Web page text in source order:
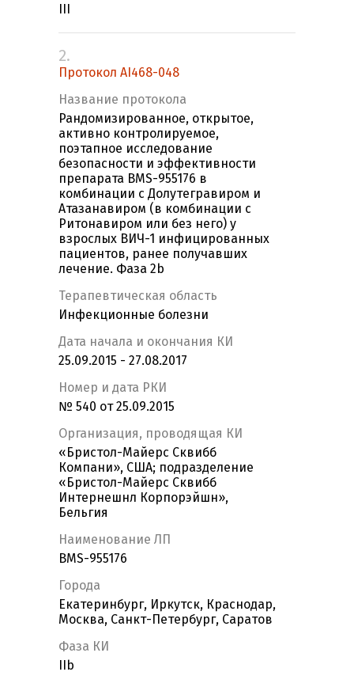
2.
Протокол AI468-048
Название протокола
Рандомизированное, открытое,
активно контролируемое,
поэтапное исследование
безопасности и эффективности
препарата BMS-955176 в
комбинации с Долутегравиром и
Атазанавиром (в комбинации с
Ритонавиром или без него) у
взрослых ВИЧ-1 инфицированных
пациентов, ранее получавших
лечение. Фаза 2b
Терапевтическая область
Инфекционные болезни
Дата начала и окончания КИ
25.09.2015 - 27.08.2017
Номер и дата РКИ
№ 540 от 25.09.2015
Организация, проводящая КИ
«Бристол-Майерс Сквибб
Компани», США; подразделение
«Бристол-Майерс Сквибб
Интернешнл Корпорэйшн»,
Бельгия
Наименование ЛП
BMS-955176
Города
Екатеринбург, Иркутск, Краснодар,
Москва, Санкт-Петербург, Саратов
Фаза КИ
IIb